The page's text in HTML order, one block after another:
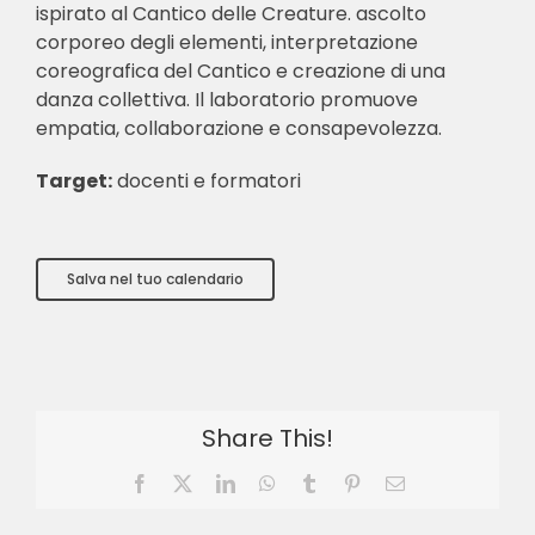
ispirato al Cantico delle Creature. ascolto
corporeo degli elementi, interpretazione
coreografica del Cantico e creazione di una
danza collettiva. Il laboratorio promuove
empatia, collaborazione e consapevolezza.
Target:docenti e formatori
Salva nel tuo calendario
Share This!
Facebook LinkedInWhatsApp
Tumblr PinterestEmail